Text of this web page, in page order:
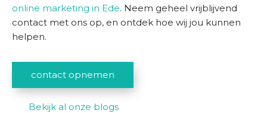
online marketing in Ede. Neem geheel vrijblijvend
contact met ons op, en ontdek hoe wij jou kunnen
helpen.
contact opnemen
Bekijk al onze blogs